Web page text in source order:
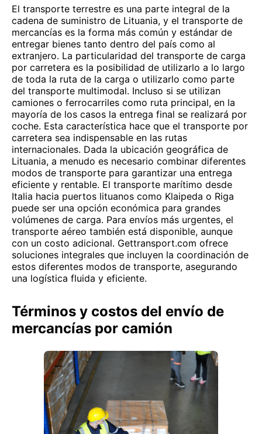
El transporte terrestre es una parte integral de la
cadena de suministro de Lituania, y el transporte de
mercancías es la forma más común y estándar de
entregar bienes tanto dentro del país como al
extranjero. La particularidad del transporte de carga
por carretera es la posibilidad de utilizarlo a lo largo
de toda la ruta de la carga o utilizarlo como parte
del transporte multimodal. Incluso si se utilizan
camiones o ferrocarriles como ruta principal, en la
mayoría de los casos la entrega final se realizará por
coche. Esta característica hace que el transporte por
carretera sea indispensable en las rutas
internacionales. Dada la ubicación geográfica de
Lituania, a menudo es necesario combinar diferentes
modos de transporte para garantizar una entrega
eficiente y rentable. El transporte marítimo desde
Italia hacia puertos lituanos como Klaipeda o Riga
puede ser una opción económica para grandes
volúmenes de carga. Para envíos más urgentes, el
transporte aéreo también está disponible, aunque
con un costo adicional. Gettransport.com ofrece
soluciones integrales que incluyen la coordinación de
estos diferentes modos de transporte, asegurando
una logística fluida y eficiente.
Términos y costos del envío de
mercancías por camión